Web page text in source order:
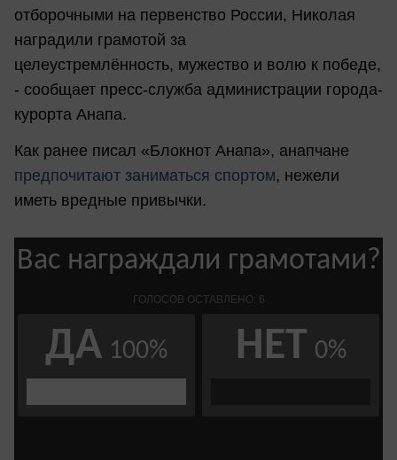
отборочными на первенство России, Николая
наградили грамотой за
целеустремлённость, мужество и волю к победе,
- сообщает пресс-служба администрации города-
курорта Анапа.
Как ранее писал «Блокнот Анапа», анапчане
предпочитают заниматься спортом, нежели
иметь вредные привычки.